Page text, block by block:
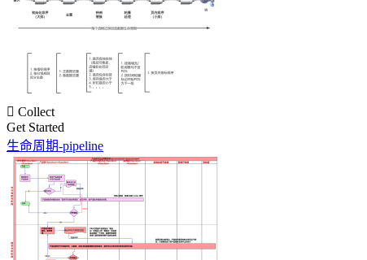
 Collect
Get Started
生命周期-pipeline